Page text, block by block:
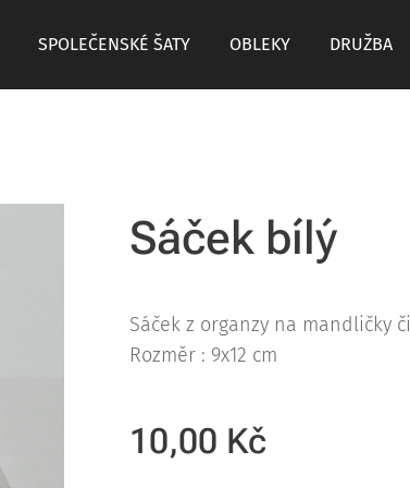
SPOLEČENSKÉ ŠATY OBLEKY DRUŽBA
Sáček bílý
Sáček z organzy na mandličky
Rozměr : 9x12 cm
10,00 Kč